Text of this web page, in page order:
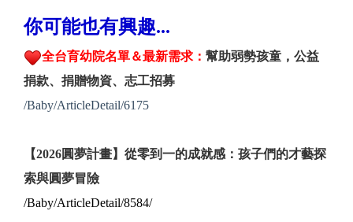
你可能也有興趣...
全台育幼院名單＆最新需求： 幫助弱勢孩童，公益
捐款、捐贈物資、志工招募
/Baby/ArticleDetail/6175
【2026圓夢計畫】從零到一的成就感：孩子們的才藝探
索與圓夢冒險
/Baby/ArticleDetail/8584/